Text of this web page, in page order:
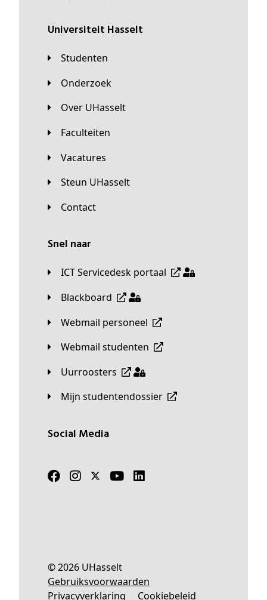
universiteit Hasselt
Studenten
Onderzoek
Over UHasselt
Faculteiten
Vacatures
Steun UHasselt
Contact
Snel naar
ICT Servicedesk portaal
Blackboard
Webmail personeel
Webmail studenten
Uurroosters
Mijn studentendossier
Social Media
© 2026 UHasselt
Gebruiksvoorwaarden
Privacyverklaring
Cookiebeleid